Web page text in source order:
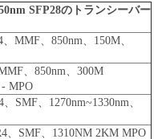
SFP28のトランシーバー
、MMF、850nm、150M、
、850nm、300M
- MPO
SMF、1270nm~1330nm、
、SMF、1310NM 2KM MPO